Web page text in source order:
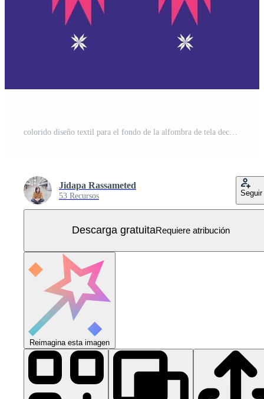
Jidapa Rassameted
53 Recursos Seguir
Descarga gratuitaRequiere atribución
Reimagina esta imagen